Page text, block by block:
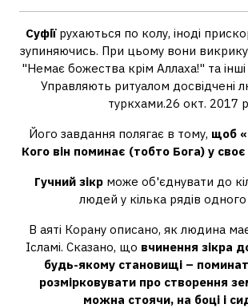
Суфіїрухаються по колу, іноді
зупиняючись. При цьому вони
"Немає божества крім Аллаха!" та інші
Управляють ритуалом досвідчені
туркхами.26 окт. 2017
Його завдання полягає в тому, щоб
Кого він поминає (тобто Бога) у
Гучний зікр може об'єднувати до
людей у ​​кілька рядів
В аяті Корану описано, як людина
Ісламі. Сказано, що вчинення зікра
будь-якому становищі –
розмірковувати про створення
можна стоячи, на боці і